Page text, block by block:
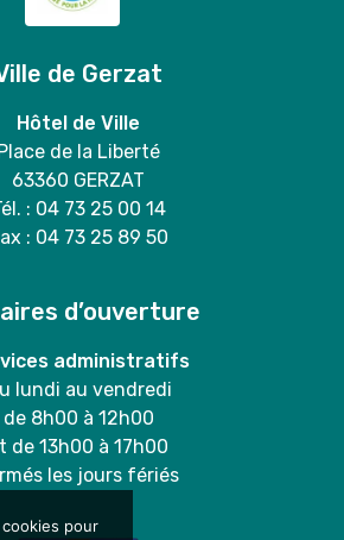
de Gerzat
Hôtel de Ville
de la Liberté
63360 GERZAT
: 04 73 25 00 14
: 04 73 25 89 50
d’ouverture
administratifs
lundi au vendredi
de 8h00 à 12h00
de 13h00 à 17h00
les jours fériés
pour